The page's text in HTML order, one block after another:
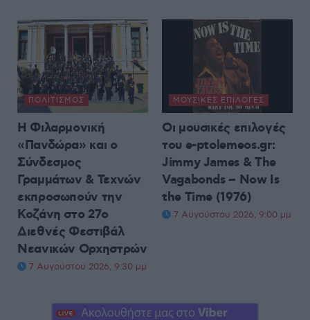
ΠΟΛΙΤΙΣΜΌΣ
Η Φιλαρμονική
«Πανδώρα» και ο
Σύνδεσμος
Γραμμάτων & Τεχνών
εκπροσωπούν την
Κοζάνη στο 27ο
Διεθνές Φεστιβάλ
Νεανικών Ορχηστρών
7 Αυγούστου 2026, 9:30 μμ
ΜΟΥΣΙΚΈΣ ΕΠΙΛΟΓΈΣ
Οι μουσικές επιλογές
του e-ptolemeos.gr:
Jimmy James & The
Vagabonds – Now Is
the Time (1976)
7 Αυγούστου 2026, 9:00 μμ